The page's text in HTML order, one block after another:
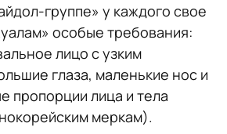
группе» у каждого свое
особые требования:
лицо с узким
глаза, маленькие нос и
пропорции лица и тела
меркам).